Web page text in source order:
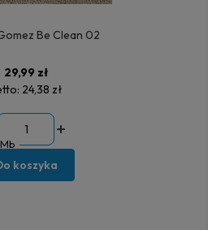
Be Clean 02
29,99 zł
24,38 zł
Mb
koszyka